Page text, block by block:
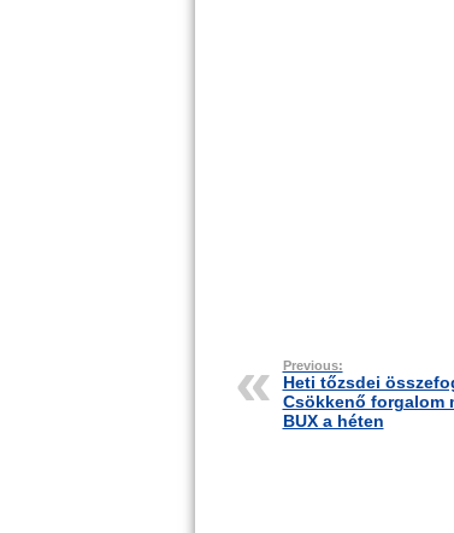
Previous:
Heti tőzsdei
Csökkenő forgalom
BUX a héten